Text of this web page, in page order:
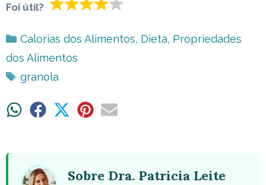
Foi útil?
Categorias
Calorias dos Alimentos, Dieta, Propriedades
dos Alimentos
Tags
granola
ShareShare ShareShareShare
Sobre Dra. Patricia Leite